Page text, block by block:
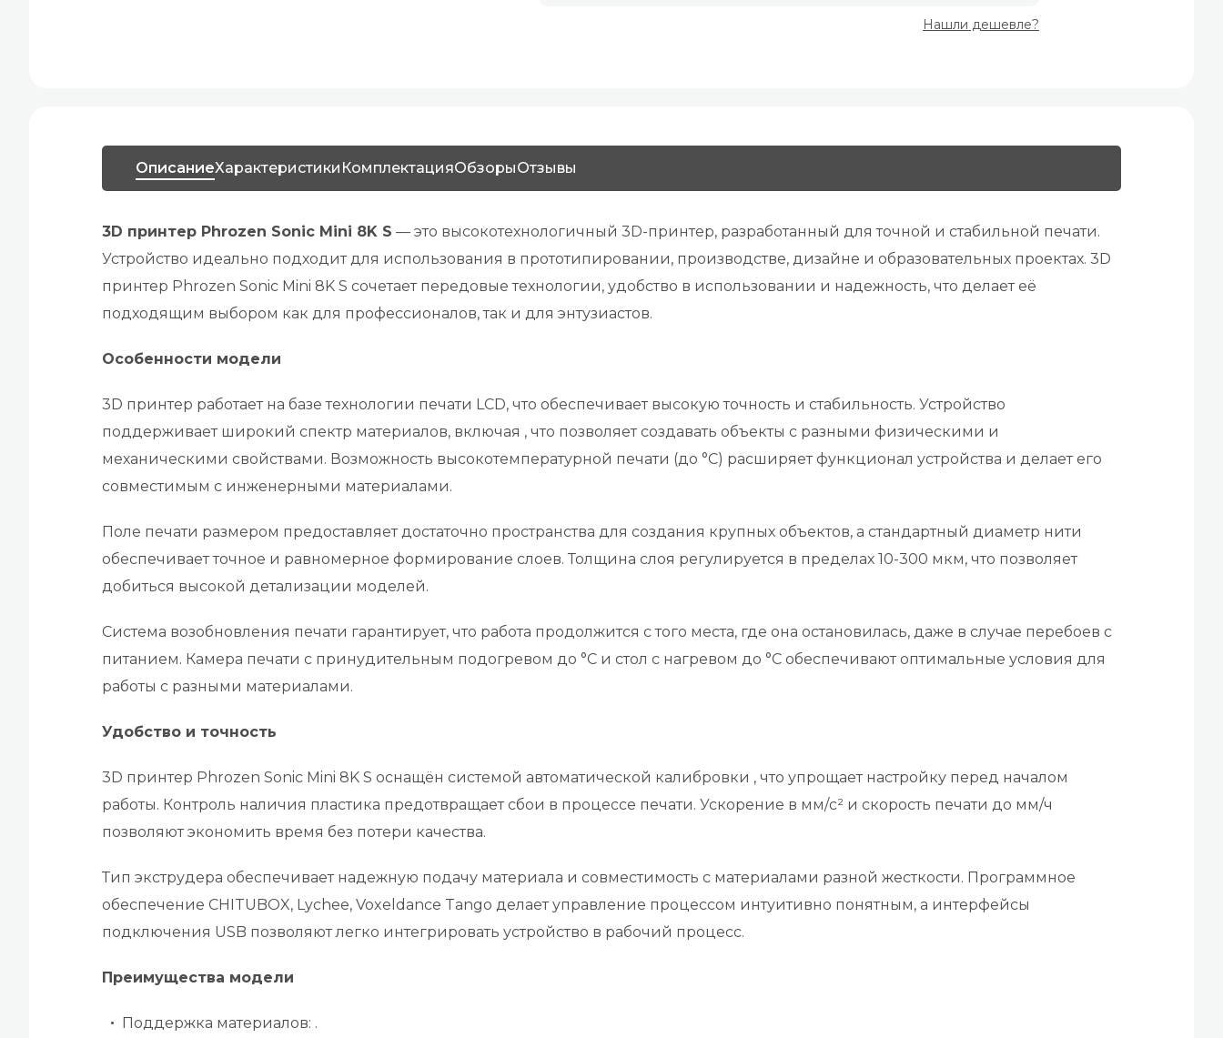
Нашли дешевле?
ОписаниеХарактеристики КомплектацияОбзорыОтзывы
3D принтер Phrozen Sonic Mini 8K S — это высокотехнологичный 3D-принтер, разработанный для точной и стабильной печати.
Устройство идеально подходит для использования в прототипировании, производстве, дизайне и образовательных проектах. 3D
принтер Phrozen Sonic Mini 8K S сочетает передовые технологии, удобство в использовании и надежность, что делает её
подходящим выбором как для профессионалов, так и для энтузиастов.
Особенности модели
3D принтер работает на базе технологии печати LCD, что обеспечивает высокую точность и стабильность. Устройство
поддерживает широкий спектр материалов, включая , что позволяет создавать объекты с разными физическими и
механическими свойствами. Возможность высокотемпературной печати (до °C) расширяет функционал устройства и делает его
совместимым с инженерными материалами.
Поле печати размером предоставляет достаточно пространства для создания крупных объектов, а стандартный диаметр нити
обеспечивает точное и равномерное формирование слоев. Толщина слоя регулируется в пределах 10-300 мкм, что позволяет
добиться высокой детализации моделей.
Система возобновления печати гарантирует, что работа продолжится с того места, где она остановилась, даже в случае перебоев с
питанием. Камера печати с принудительным подогревом до °C и стол с нагревом до °C обеспечивают оптимальные условия для
работы с разными материалами.
Удобство и точность
3D принтер Phrozen Sonic Mini 8K S оснащён системой автоматической калибровки , что упрощает настройку перед началом
работы. Контроль наличия пластика предотвращает сбои в процессе печати. Ускорение в мм/с² и скорость печати до мм/ч
позволяют экономить время без потери качества.
Тип экструдера обеспечивает надежную подачу материала и совместимость с материалами разной жесткости. Программное
обеспечение CHITUBOX, Lychee, Voxeldance Tango делает управление процессом интуитивно понятным, а интерфейсы
подключения USB позволяют легко интегрировать устройство в рабочий процесс.
Преимущества модели
Поддержка материалов: .